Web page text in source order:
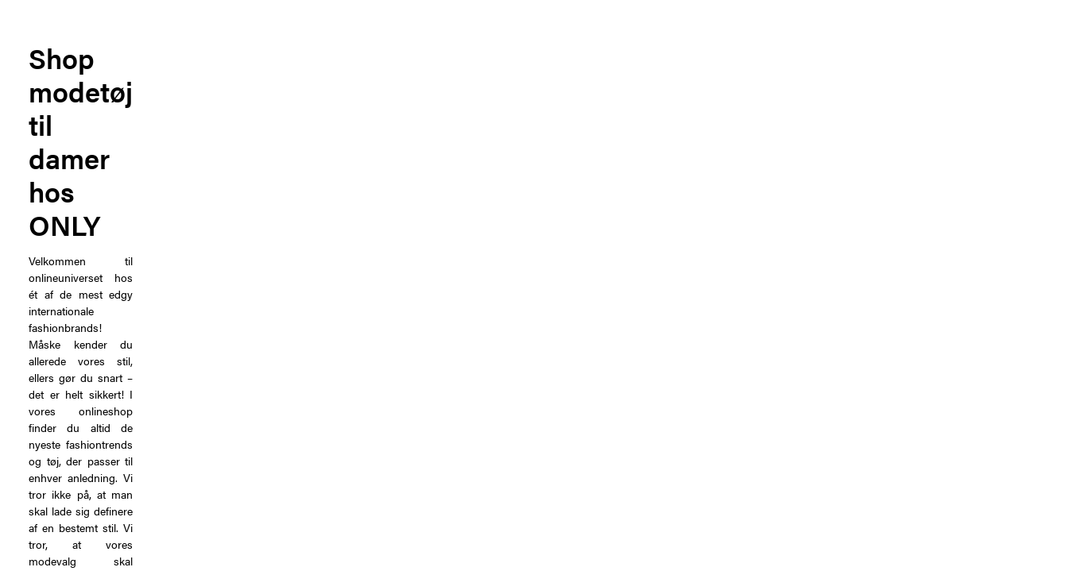
Shop
modetøj
til
damer
hos
ONLY
Velkommen til
onlineuniverset hos
ét af de mest edgy
internationale
fashionbrands!
Måske kender du
allerede vores stil,
ellers gør du snart –
det er helt sikkert! I
vores onlineshop
finder du altid de
nyeste fashiontrends
og tøj, der passer til
enhver anledning. Vi
tror ikke på, at man
skal lade sig definere
af en bestemt stil. Vi
tror, at vores
modevalg skal